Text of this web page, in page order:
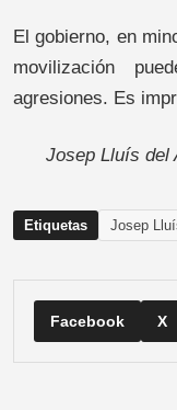
El gobierno, en
movilización
agresiones. Es
Josep Lluís del
Etiquetas Josep
Facebook X